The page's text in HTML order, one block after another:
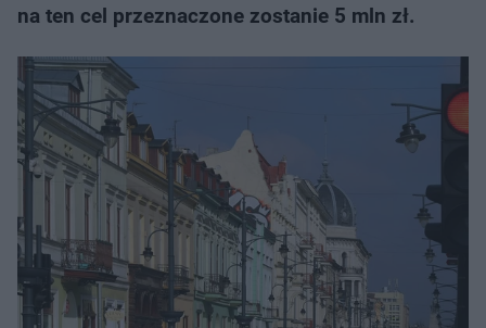
na ten cel przeznaczone zostanie 5 mln zł.